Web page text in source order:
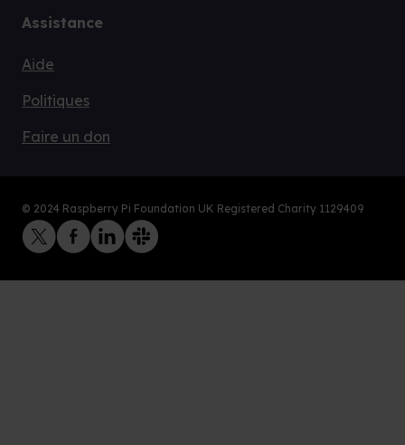
Assistance
Aide
Politiques
Faire un don
© 2024 Raspberry Pi Foundation UK Registered Charity 1129409